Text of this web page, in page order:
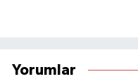
Yorumlar